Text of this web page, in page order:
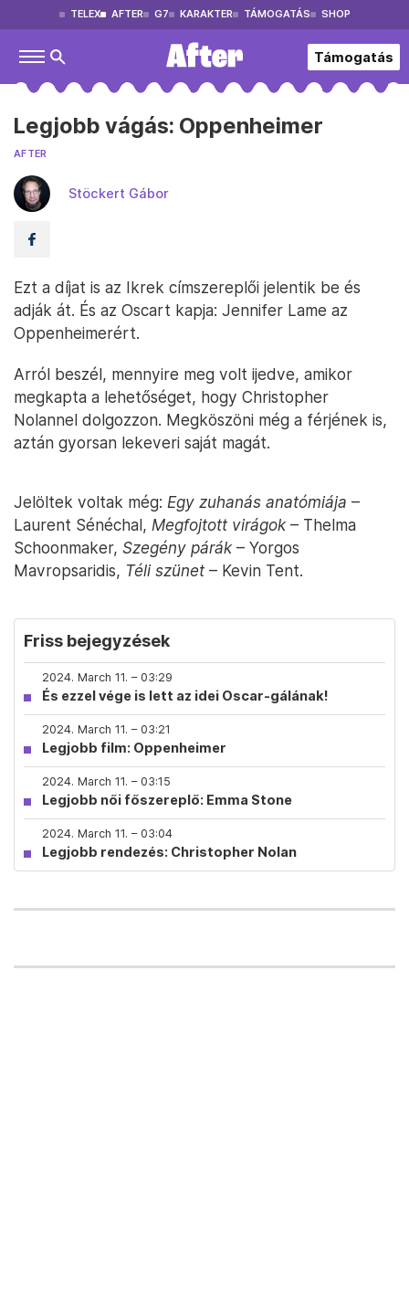
TELEX AFTER G7 KARAKTER TÁMOGATÁS SHOP
Támogatás
Legjobb vágás: Oppenheimer
AFTER
Stöckert Gábor
Ezt a díjat is az Ikrek címszereplői jelentik be és
adják át. És az Oscart kapja: Jennifer Lame az
Oppenheimerért.
Arról beszél, mennyire meg volt ijedve, amikor
megkapta a lehetőséget, hogy Christopher
Nolannel dolgozzon. Megköszöni még a férjének is,
aztán gyorsan lekeveri saját magát.
Jelöltek voltak még: Egy zuhanás anatómiája –
Laurent Sénéchal, Megfojtott virágok– Thelma
Schoonmaker, Szegény párák– Yorgos
Mavropsaridis, Téli szünet – Kevin Tent.
Friss bejegyzések
2024. March 11. – 03:29
És ezzel vége is lett az idei Oscar-gálának!
2024. March 11. – 03:21
Legjobb film: Oppenheimer
2024. March 11. – 03:15
Legjobb női főszereplő: Emma Stone
2024. March 11. – 03:04
Legjobb rendezés: Christopher Nolan